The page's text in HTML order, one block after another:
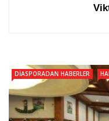
DIASPORADAN HABERLER